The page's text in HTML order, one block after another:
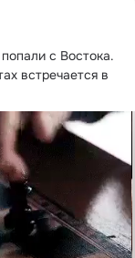
с Востока.
встречается в